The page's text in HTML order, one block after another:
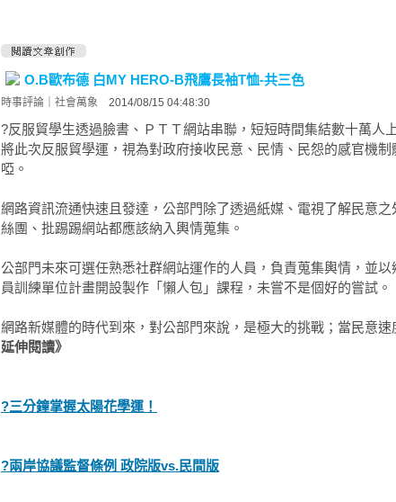
O.B歐布德 白MY HERO-B飛鷹長袖T恤-共三色
時事評論 社會萬象 2014/08/15 04:48:30
?反服貿學生透過臉書、ＰＴＴ網站串聯，短短時間集結數十萬人
將此次反服貿學運，視為對政府接收民意、民情、民怨的感官機
啞。
網路資訊流通快速且發達，公部門除了透過紙媒、電視了解民意
絲團、批踢踢網站都應該納入輿情蒐集。
公部門未來可選任熟悉社群網站運作的人員，負責蒐集輿情，並
員訓練單位計畫開設製作「懶人包」課程，未嘗不是個好的嘗試。
網路新媒體的時代到來，對公部門來說，是極大的挑戰；當民意
延伸閱讀》
?三分鐘掌握太陽花學運！
?兩岸協議監督條例 政院版vs.民間版